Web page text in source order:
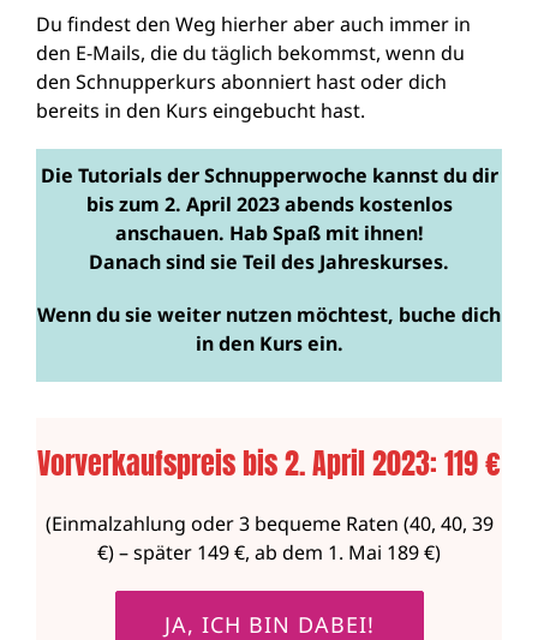
Du findest den Weg hierher aber auch immer in
den E-Mails, die du täglich bekommst, wenn du
den Schnupperkurs abonniert hast oder dich
bereits in den Kurs eingebucht hast.
Die Tutorials der Schnupperwoche kannst du dir
bis zum 2. April 2023 abends kostenlos
anschauen. Hab Spaß mit ihnen!
Danach sind sie Teil des Jahreskurses.
Wenn du sie weiter nutzen möchtest, buche dich
in den Kurs ein.
Vorverkaufspreis bis 2. April 2023: 119 €
(Einmalzahlung oder 3 bequeme Raten (40, 40, 39
€) – später 149 €, ab dem 1. Mai 189 €)
JA, ICH BIN DABEI!